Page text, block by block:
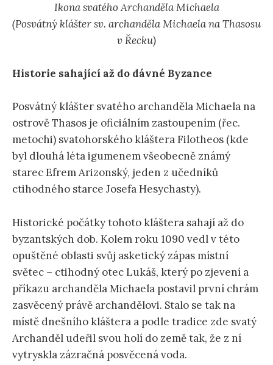
Ikona svatého Archanděla Michaela
(Posvátný klášter sv. archanděla Michaela na Thasosu
v Řecku)
Historie sahající až do dávné Byzance
Posvátný klášter svatého archanděla Michaela na
ostrově Thasos je oficiálním zastoupením (řec.
metochi) svatohorského kláštera Filotheos (kde
byl dlouhá léta igumenem všeobecně známý
starec Efrem Arizonský, jeden z učedníků
ctihodného starce Josefa Hesychasty).
Historické počátky tohoto kláštera sahají až do
byzantských dob. Kolem roku 1090 vedl v této
opuštěné oblasti svůj asketický zápas místní
světec – ctihodný otec Lukáš, který po zjevení a
příkazu archanděla Michaela postavil první chrám
zasvěcený právě archandělovi. Stalo se tak na
místě dnešního kláštera a podle tradice zde svatý
Archanděl udeřil svou holí do země tak, že z ní
vytryskla zázračná posvěcená voda.